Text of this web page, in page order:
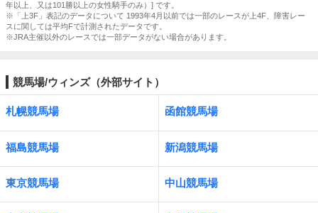
年以上、又は101勝以上の女性騎手のみ）] です。
※「上3F」表記のデータについて 1993年4月以前では一部のレースが上4F、障害レー
スに関しては平均Fで計測されたデータです。
※JRA主催以外のレースでは一部データがない場合があります。
競馬場/ウィンズ（外部サイト）
札幌競馬場 函館競馬場
福島競馬場 新潟競馬場
東京競馬場 中山競馬場